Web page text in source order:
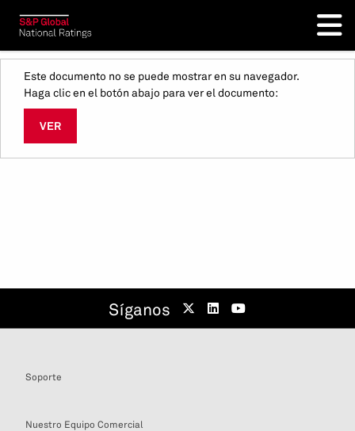
Este documento no se puede mostrar en su navegador.
Haga clic en el botón abajo para ver el documento:
VER
Síganos
Soporte
Nuestro Equipo Comercial